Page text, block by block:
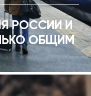
РОССИИ И
ОБЩИМ